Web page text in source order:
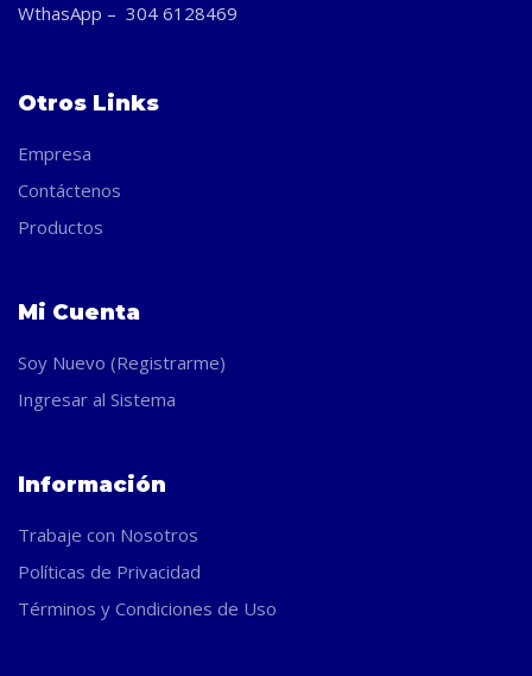
WthasApp – 304 6128469
Otros Links
Empresa
Contáctenos
Productos
Mi Cuenta
Soy Nuevo (Registrarme)
Ingresar al Sistema
Información
Trabaje con Nosotros
Políticas de Privacidad
Términos y Condiciones de Uso